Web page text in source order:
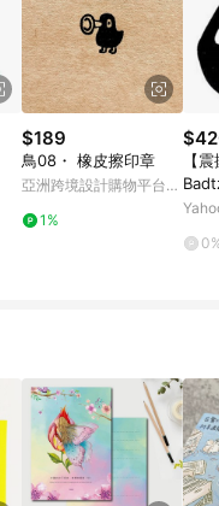
養 / 居家防護 / 暢銷
/ 外文&英文童書 /
/ 兒童耳機&耳麥 /
購專區 / 寶可夢
&奶粉 / 體能玩具 /
$189
鳥08・ 橡皮擦印章
亞洲跨境設計購物平台
1%
【
日本
大臉